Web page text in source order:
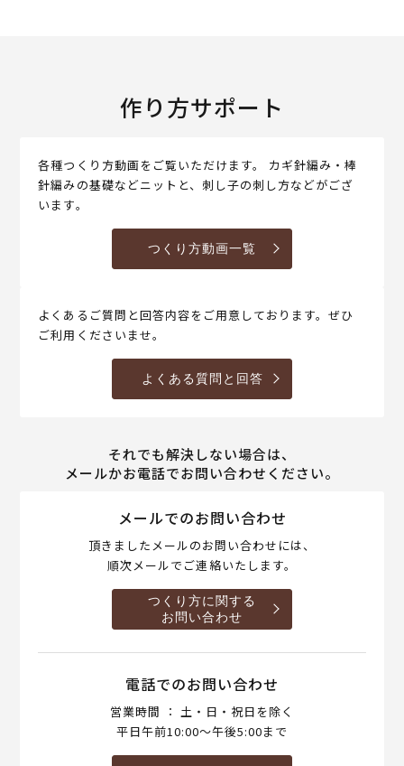
作り方サポート
各種つくり方動画をご覧いただけます。 カギ針編み・棒
針編みの基礎などニットと、刺し子の刺し方などがござ
います。
つくり方動画一覧
よくあるご質問と回答内容をご用意しております。ぜひ
ご利用くださいませ。
よくある質問と回答
それでも解決しない場合は、
メールかお電話でお問い合わせください。
メールでのお問い合わせ
頂きましたメールのお問い合わせには、
順次メールでご連絡いたします。
つくり方に関する
お問い合わせ
電話でのお問い合わせ
営業時間 ： 土・日・祝日を除く
平日午前10:00～午後5:00まで